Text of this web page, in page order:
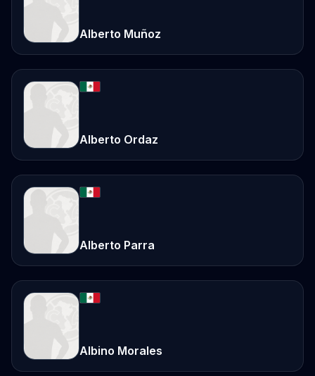
Alberto Muñoz
Alberto Ordaz
Alberto Parra
Albino Morales